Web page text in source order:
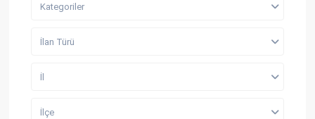
Kategoriler
İlan Türü
İl
İlçe